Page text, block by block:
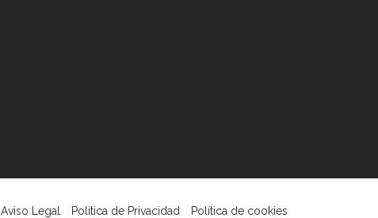
Aviso Legal Política de Privacidad Política de cookies